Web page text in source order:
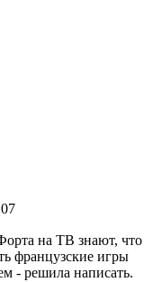
на ТВ знают, что
французские игры
- решила написать.